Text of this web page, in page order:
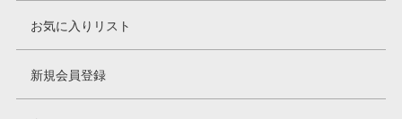
お気に入りリスト
新規会員登録